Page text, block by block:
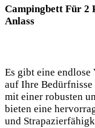
Campingbett Für 2
Anlass
Es gibt eine
auf Ihre
mit einer robusten
bieten eine
und